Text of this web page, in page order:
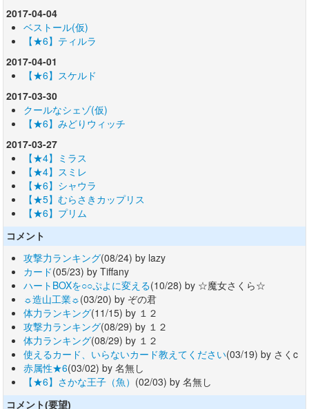
2017-04-04
ベストール(仮)
【★6】ティルラ
2017-04-01
【★6】スケルド
2017-03-30
クールなシェゾ(仮)
【★6】みどりウィッチ
2017-03-27
【★4】ミラス
【★4】スミレ
【★6】シャウラ
【★5】むらさきカップリス
【★6】プリム
コメント
攻撃力ランキング(08/24) by lazy
カード(05/23) by Tiffany
ハートBOXを○○ぷよに変える(10/28) by ☆魔女さくら☆
☼造山工業☼(03/20) by ぞの君
体力ランキング(11/15) by １２
攻撃力ランキング(08/29) by １２
体力ランキング(08/29) by １２
使えるカード、いらないカード教えてください(03/19) by さくc
赤属性★6(03/02) by 名無し
【★6】さかな王子（魚） (02/03) by 名無し
コメント(要望)